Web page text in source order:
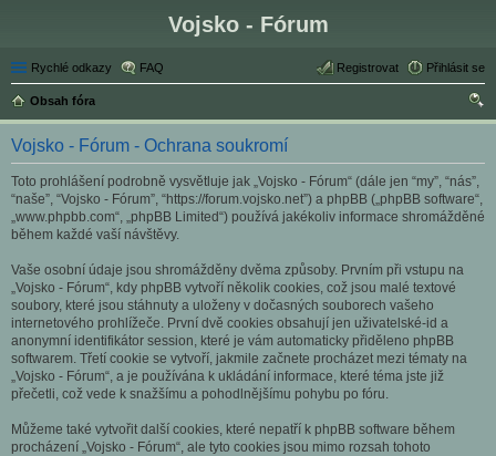
Vojsko - Fórum
Rychlé odkazy FAQ Přihlásit se
Registrovat
Obsah fóra
led
Vojsko - Fórum - Ochrana soukromí
Toto prohlášení podrobně vysvětluje jak „Vojsko - Fórum“ (dále jen “my”, “nás”,
“naše”, “Vojsko - Fórum”, “https://forum.vojsko.net”) a phpBB („phpBB software“,
„www.phpbb.com“, „phpBB Limited“) používá jakékoliv informace shromážděné
během každé vaší návštěvy.
Vaše osobní údaje jsou shromážděny dvěma způsoby. Prvním při vstupu na
„Vojsko - Fórum“, kdy phpBB vytvoří několik cookies, což jsou malé textové
soubory, které jsou stáhnuty a uloženy v dočasných souborech vašeho
internetového prohlížeče. První dvě cookies obsahují jen uživatelské-id a
anonymní identifikátor session, které je vám automaticky přiděleno phpBB
softwarem. Třetí cookie se vytvoří, jakmile začnete procházet mezi tématy na
„Vojsko - Fórum“, a je používána k ukládání informace, které téma jste již
přečetli, což vede k snažšímu a pohodlnějšímu pohybu po fóru.
Můžeme také vytvořit další cookies, které nepatří k phpBB software během
procházení „Vojsko - Fórum“, ale tyto cookies jsou mimo rozsah tohoto